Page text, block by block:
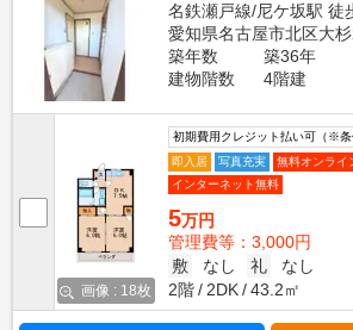
名鉄瀬戸線/尼ケ坂駅 徒
愛知県名古屋市北区大杉
築年数
築36年
建物階数
4階建
画像 : 18枚
初期費用クレジット払い可（※条
即入居
写真充実
無料オンライ
インターネット無料
5万円
管理費等：3,000円
敷
なし 礼
なし
2階
2DK 43.2㎡